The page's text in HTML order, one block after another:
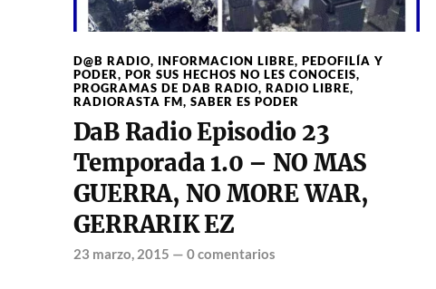
D@B RADIO, INFORMACION LIBRE, PEDOFILÍA Y
PODER, POR SUS HECHOS NO LES CONOCEIS,
PROGRAMAS DE DAB RADIO, RADIO LIBRE,
RADIORASTA FM, SABER ES PODER
DaB Radio Episodio 23
Temporada 1.0 – NO MAS
GUERRA, NO MORE WAR,
GERRARIK EZ
23 marzo, 2015 — 0 comentarios